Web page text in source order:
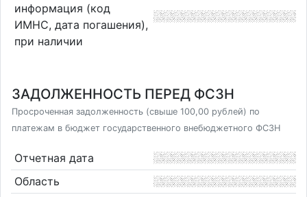
информация (код
ИМНС, дата погашения),
при наличии
ЗАДОЛЖЕННОСТЬ ПЕРЕД ФСЗН
Просроченная задолженность (свыше 100,00 рублей) по
платежам в бюджет государственного внебюджетного ФСЗН
Отчетная дата
Область